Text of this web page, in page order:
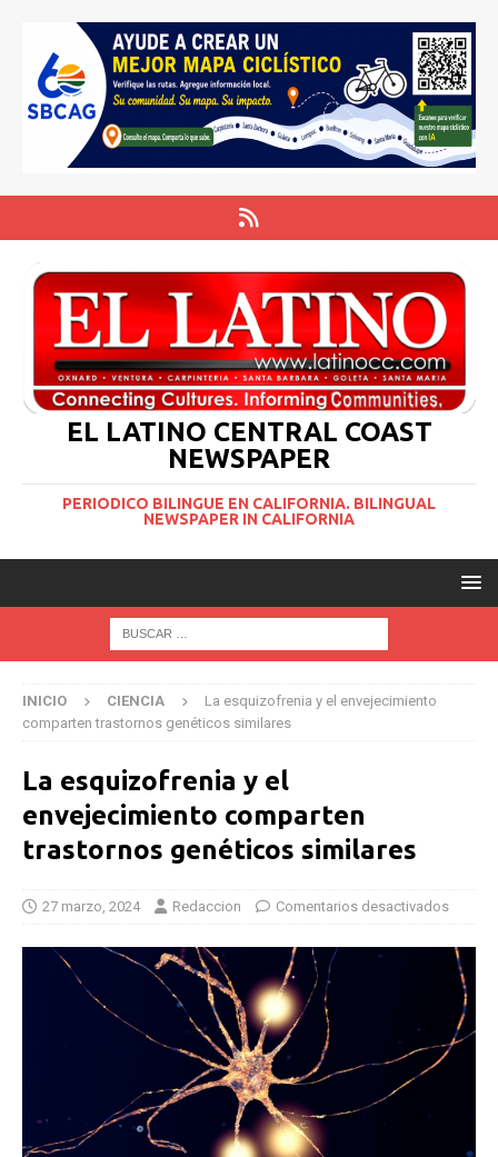
EL LATINO CENTRAL COAST
NEWSPAPER
PERIODICO BILINGUE EN CALIFORNIA. BILINGUAL
NEWSPAPER IN CALIFORNIA
INICIO CIENCIA
La esquizofrenia y el envejecimiento
comparten trastornos genéticos similares
La esquizofrenia y el
envejecimiento comparten
trastornos genéticos similares
27 marzo, 2024 Redaccion Comentarios desactivados